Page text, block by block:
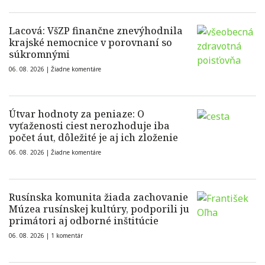
Lacová: VšZP finančne znevýhodnila
krajské nemocnice v porovnaní so
súkromnými
06. 08. 2026 | Žiadne komentáre
Útvar hodnoty za peniaze: O
vyťaženosti ciest nerozhoduje iba
počet áut, dôležité je aj ich zloženie
06. 08. 2026 | Žiadne komentáre
Rusínska komunita žiada zachovanie
Múzea rusínskej kultúry, podporili ju
primátori aj odborné inštitúcie
06. 08. 2026 | 1 komentár